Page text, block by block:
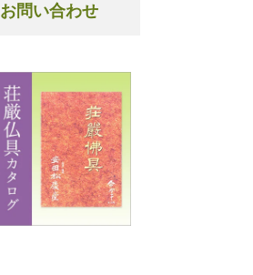
お問い合わせ